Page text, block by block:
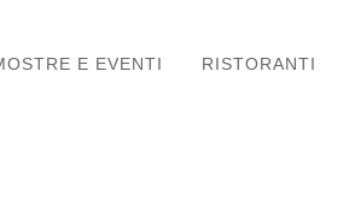
E EVENTI RISTORANTI